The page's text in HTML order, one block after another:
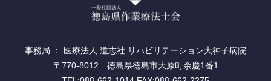
事務局 ： 医療法人 道志社 リハビリテーション大神子病院
〒770-8012 徳島県徳島市大原町余慶1番1